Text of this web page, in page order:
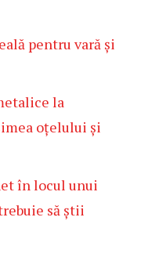
pentru vară și
la
oțelului și
în locul unui
să știi